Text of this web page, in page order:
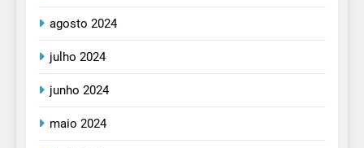
agosto 2024
julho 2024
junho 2024
maio 2024